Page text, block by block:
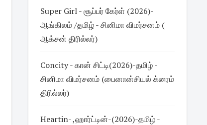
Super Girl - சூப்பர் கேர்ள் (2026)-
ஆங்கிலம் /தமிழ் - சினிமா விமர்சனம் (
ஆக்சன் திரில்லர்)
Concity - கான் சிட்டி(2026)-தமிழ் -
சினிமா விமர்சனம் (பைனான்சியல் க்ரைம்
திரில்லர்)
Heartin- ,ஹார்ட்டின்-(2026)-தமிழ் -